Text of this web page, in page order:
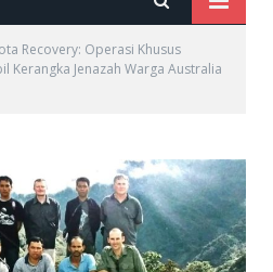
Recovery: Operasi Khusus
Kerangka Jenazah Warga Australia